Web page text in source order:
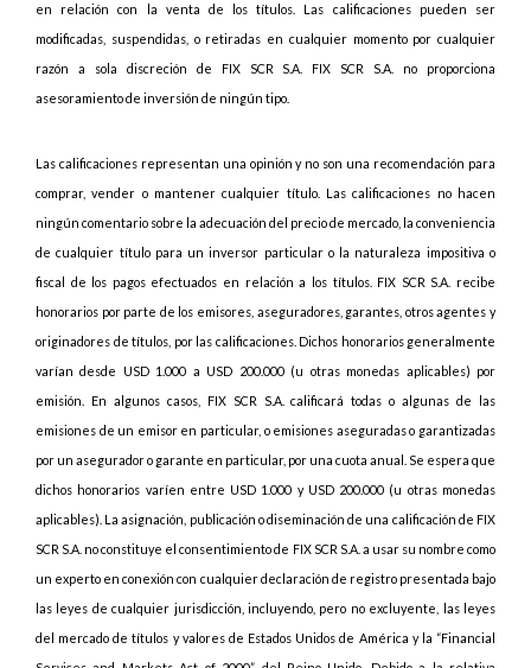
en relación con la venta de los títulos. Las calificaciones pueden ser
modificadas, suspendidas, o retiradas en cualquier momento por cualquier
razón a sola discreción de FIX SCR S.A. FIX SCR S.A. no proporciona
asesoramiento de inversión de ningún tipo.
Las calificaciones representan una opinión y no son una recomendación para
comprar, vender o mantener cualquier título. Las calificaciones no hacen
ningún comentario sobre la adecuación del precio de mercado, la conveniencia
de cualquier título para un inversor particular o la naturaleza impositiva o
fiscal de los pagos efectuados en relación a los títulos. FIX SCR S.A. recibe
honorarios por parte de los emisores, aseguradores, garantes, otros agentes y
originadores de títulos, por las calificaciones. Dichos honorarios generalmente
varían desde USD 1.000 a USD 200.000 (u otras monedas aplicables) por
emisión. En algunos casos, FIX SCR S.A. calificará todas o algunas de las
emisiones de un emisor en particular, o emisiones aseguradas o garantizadas
por un asegurador o garante en particular, por una cuota anual. Se espera que
dichos honorarios varíen entre USD 1.000 y USD 200.000 (u otras monedas
aplicables). La asignación, publicación o diseminación de una calificación de FIX
SCR S.A. no constituye el consentimiento de FIX SCR S.A. a usar su nombre como
un experto en conexión con cualquier declaración de registro presentada bajo
las leyes de cualquier jurisdicción, incluyendo, pero no excluyente, las leyes
del mercado de títulos y valores de Estados Unidos de América y la “Financial